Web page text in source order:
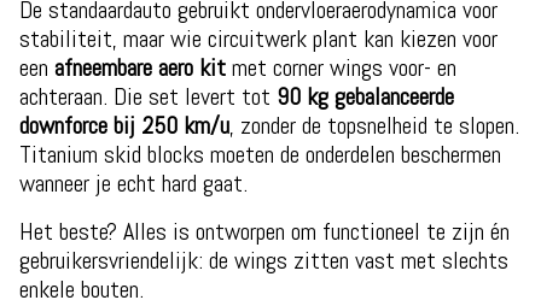
De standaardauto gebruikt ondervloeraerodynamica voor
stabiliteit, maar wie circuitwerk plant kan kiezen voor
een afneembare aero kitmet corner wings voor- en
achteraan. Die set levert tot 90 kg gebalanceerde
downforce bij 250 km/u, zonder de topsnelheid te slopen.
Titanium skid blocks moeten de onderdelen beschermen
wanneer je echt hard gaat.
Het beste? Alles is ontworpen om functioneel te zijn én
gebruikersvriendelijk: de wings zitten vast met slechts
enkele bouten.